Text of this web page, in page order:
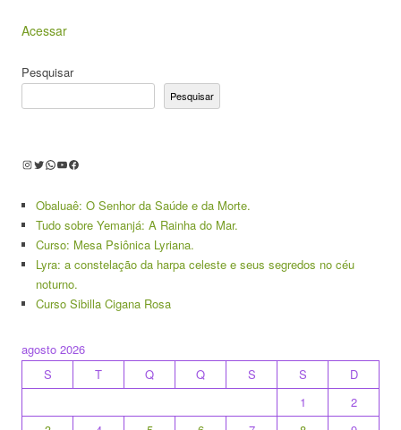
Acessar
Pesquisar
Pesquisar
Instagram
Twitter
WhatsApp
Youtube
Facebook
Obaluaê: O Senhor da Saúde e da Morte.
Tudo sobre Yemanjá: A Rainha do Mar.
Curso: Mesa Psiônica Lyriana.
Lyra: a constelação da harpa celeste e seus segredos no céu
noturno.
Curso Sibilla Cigana Rosa
agosto 2026
S
T Q Q S S
D
1
2